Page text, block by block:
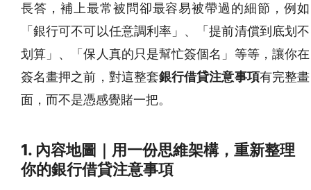
長答，補上最常被問卻最容易被帶過的細節，例如
「銀行可不可以任意調利率」、「提前清償到底划不
划算」、「保人真的只是幫忙簽個名」等等，讓你在
簽名畫押之前，對這整套銀行借貸注意事項有完整畫
面，而不是憑感覺賭一把。
1. 內容地圖｜用一份思維架構，重新整理
你的銀行借貸注意事項